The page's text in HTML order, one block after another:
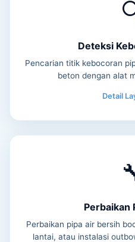
Deteksi
Pencarian titik kebocoran
beton dengan alat
Detail
Perbaikan
Perbaikan pipa air bersih
lantai, atau instalasi